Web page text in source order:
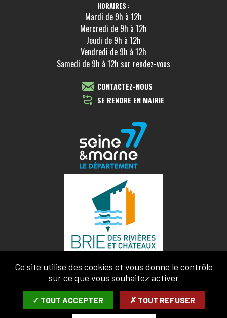
HORAIRES :
Mardi de 9h à 12h
Mercredi de 9h à 12h
Jeudi de 9h à 12h
Vendredi de 9h à 12h
Samedi de 9h à 12h sur rendez-vous
CONTACTEZ-NOUS
SE RENDRE EN MAIRIE
MENTIONS LÉGALES
CONFIDENTIALITÉ
Ce site utilise des cookies et vous donne le contrôle
sur ce que vous souhaitez activer
✓ TOUT ACCEPTER ✗ TOUT REFUSER